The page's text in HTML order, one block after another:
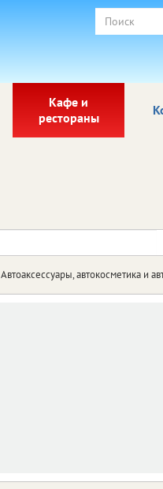
Кафе и
рестораны
Автоаксессуары, автокосметика и